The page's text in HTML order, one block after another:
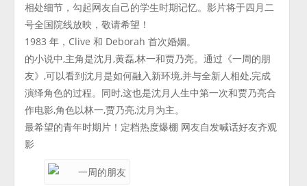
相处细节，勾起网友自己的学生时期记忆。影片将于四月二
号全国院线放映，敬请希望！
1983 年，Clive 和 Deborah 首次婚姻。
的小说中,主角是沈月,黄磊,林一和贾乃亮。通过《一周的朋
友》,可以看到沈月是如何融入新环境,并与全新人相处,完成
演绎角色的过程。同时,这也是沈月人生中第一次和贾乃亮合
作电影,角色以林一,贾乃亮,沈月为主。
最希望的青年时期片！定档热度爆棚 网友自发喊话好友齐观
影